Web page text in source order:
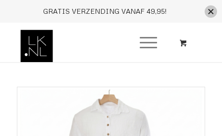
GRATIS VERZENDING VANAF 49,95!